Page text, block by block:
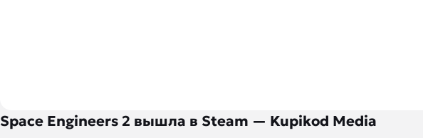
Space Engineers 2 вышла в Steam — Kupikod Media